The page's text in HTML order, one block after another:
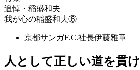
追悼・稲盛和夫
我が心の稲盛和夫⑥
京都サンガF.C.社長伊藤雅章
人として正しい道を貫け